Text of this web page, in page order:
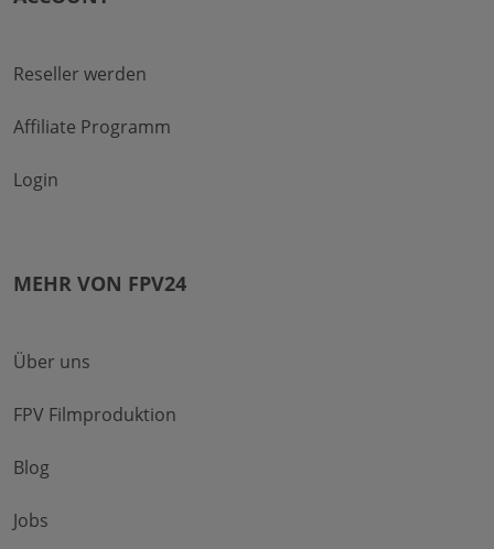
Reseller werden
Affiliate Programm
Login
MEHR VON FPV24
Über uns
FPV Filmproduktion
Blog
Jobs